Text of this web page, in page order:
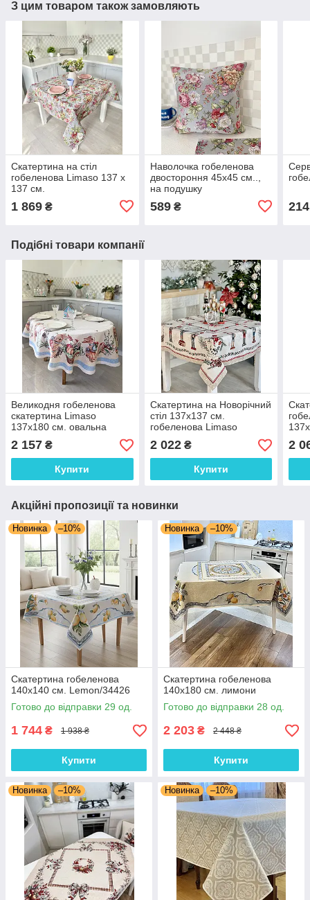
З цим товаром також замовляють
Скатертина на стіл
гобеленова Limaso 137 х
137 см.
1 869 ₴
Наволочка гобеленова
двостороння 45х45 см..,
на подушку
589₴ 214
Подібні товари компанії
Великодня гобеленова
скатертина Limaso
137х180 см. овальна
2 157 ₴
Купити
Скатертина на Новорічний
стіл 137х137 см.
гобеленова Limaso
CASCANUECES
2 022₴
Купити
2
Акційні пропозиції та новинки
Новинка –10%
Скатертина гобеленова
140х140 см. Lemon/34426
Готово до відправки 29 од.
1 744 ₴ 1 938 ₴
Купити
Новинка –10%
Скатертина гобеленова
140х180 см. лимони
Готово до відправки 28 од.
2 203 ₴ 2 448 ₴
Купити
Новинка –10% Новинка –10%